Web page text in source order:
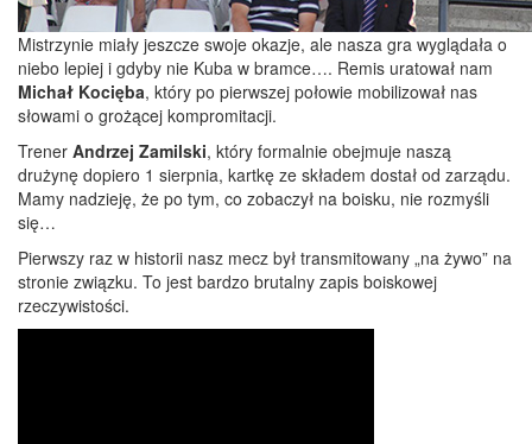
Mistrzynie miały jeszcze swoje okazje, ale nasza gra wyglądała o
niebo lepiej i gdyby nie Kuba w bramce…. Remis uratował nam
Michał Kocięba, który po pierwszej połowie mobilizował nas
słowami o grożącej kompromitacji.
Trener Andrzej Zamilski, który formalnie obejmuje naszą
drużynę dopiero 1 sierpnia, kartkę ze składem dostał od zarządu.
Mamy nadzieję, że po tym, co zobaczył na boisku, nie rozmyśli
się…
Pierwszy raz w historii nasz mecz był transmitowany „na żywo” na
stronie związku. To jest bardzo brutalny zapis boiskowej
rzeczywistości.